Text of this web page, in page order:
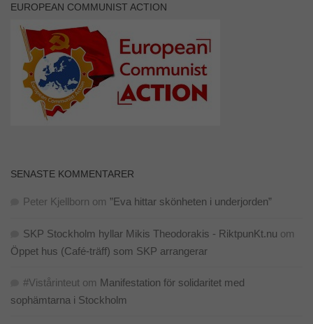
EUROPEAN COMMUNIST ACTION
SENASTE KOMMENTARER
Peter Kjellborn om ”Eva hittar skönheten i underjorden”
SKP Stockholm hyllar Mikis Theodorakis - RiktpunKt.nu om
Öppet hus (Café-träff) som SKP arrangerar
#Vistårinteut om Manifestation för solidaritet med
sophämtarna i Stockholm